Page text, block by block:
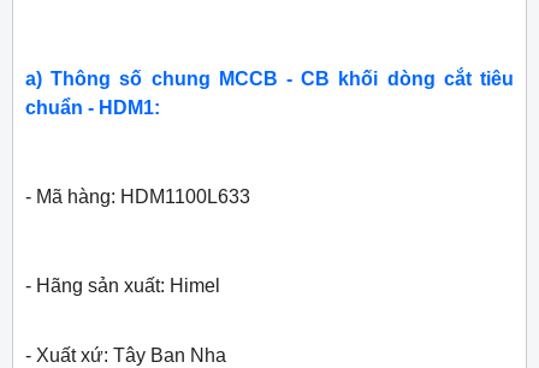
a) Thông số chung MCCB - CB khối dòng cắt tiêu
chuẩn - HDM1:
- Mã hàng: HDM1100L633
- Hãng sản xuất: Himel
- Xuất xứ: Tây Ban Nha